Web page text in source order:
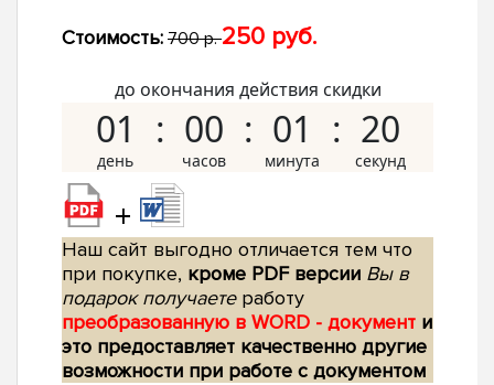
Стоимость: 700 р.250 руб.
до окончания действия скидки
01 00 01 19
+
Наш сайт выгодно отличается тем что
при покупке, кроме PDF версии Вы в
подарок получаетеработу
преобразованную в WORD - документ и
это предоставляет качественно другие
возможности при работе с документом